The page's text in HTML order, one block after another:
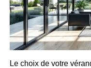
Le choix de votre